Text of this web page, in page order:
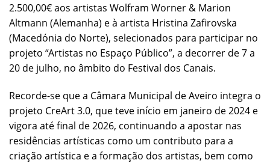
2.500,00€ aos artistas Wolfram Worner & Marion
Altmann (Alemanha) e à artista Hristina Zafirovska
(Macedónia do Norte), selecionados para participar no
projeto “Artistas no Espaço Público”, a decorrer de 7 a
20 de julho, no âmbito do Festival dos Canais.
Recorde-se que a Câmara Municipal de Aveiro integra o
projeto CreArt 3.0, que teve início em janeiro de 2024 e
vigora até final de 2026, continuando a apostar nas
residências artísticas como um contributo para a
criação artística e a formação dos artistas, bem como